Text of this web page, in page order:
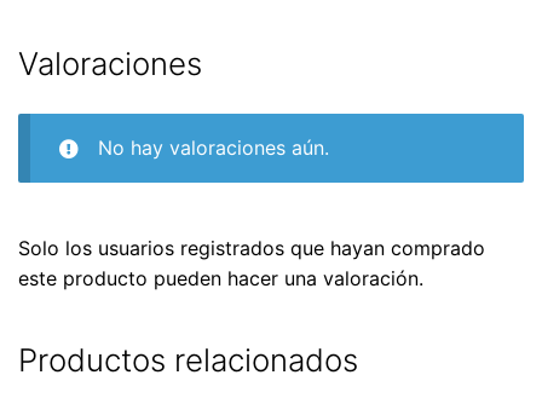
Valoraciones
No hay valoraciones aún.
Solo los usuarios registrados que hayan comprado
este producto pueden hacer una valoración.
Productos relacionados